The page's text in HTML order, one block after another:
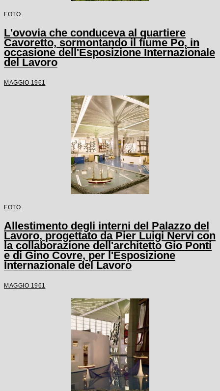
FOTO
L'ovovia che conduceva al quartiere
Cavoretto, sormontando il fiume Po, in
occasione dell'Esposizione Internazionale
del Lavoro
MAGGIO 1961
FOTO
Allestimento degli interni del Palazzo del
Lavoro, progettato da Pier Luigi Nervi con
la collaborazione dell'architetto Gio Ponti
e di Gino Covre, per l'Esposizione
Internazionale del Lavoro
MAGGIO 1961